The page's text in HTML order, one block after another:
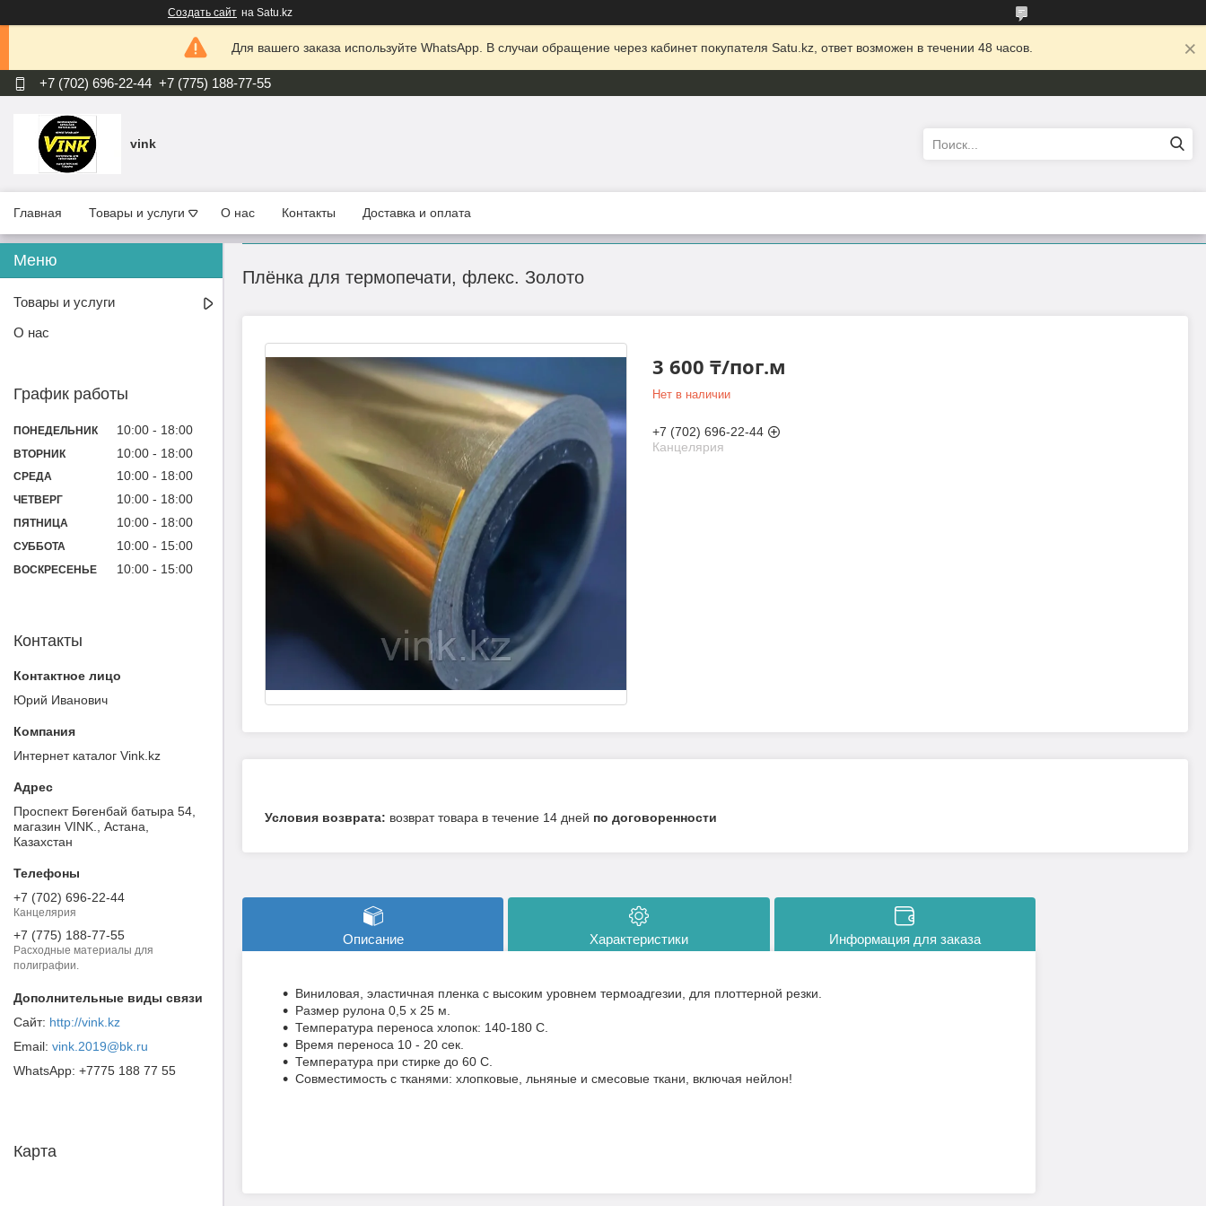
Создать сайт на Satu.kz
Для вашего заказа используйте WhatsApp. В случаи обращение через кабинет покупателя Satu.kz, ответ возможен в течении 48 часов.
+7 (702) 696-22-44 +7 (775) 188-77-55
vink
Главная Товары и услуги О нас Контакты Доставка и оплата
Плёнка для термопечати, флекс. Золото
3 600 ₸/пог.м
Нет в наличии
+7 (702) 696-22-44
Канцелярия
возврат товара в течение 14 дней по договоренности
Описание Характеристики Информация для заказа
Виниловая, эластичная пленка с высоким уровнем термоадгезии, для плоттерной резки.
Размер рулона 0,5 х 25 м.
Температура переноса хлопок: 140-180 С.
Время переноса 10 - 20 сек.
Температура при стирке до 60 С.
Совместимость с тканями: хлопковые, льняные и смесовые ткани, включая нейлон!
Товары и услуги
О нас
График работы
ПОНЕДЕЛЬНИК 10:00 18:00
ВТОРНИК 10:00 18:00
СРЕДА 10:00 18:00
ЧЕТВЕРГ 10:00 18:00
ПЯТНИЦА 10:00 18:00
СУББОТА 10:00 15:00
ВОСКРЕСЕНЬЕ 10:00 15:00
Контакты
Юрий Иванович
Интернет каталог Vink.kz
Проспект Бөгенбай батыра 54,
магазин VINK., Астана,
Казахстан
+7 (702) 696-22-44
Канцелярия
+7 (775) 188-77-55
Расходные материалы для
полиграфии.
http://vink.kz
vink.2019@bk.ru
+7775 188 77 55
Карта